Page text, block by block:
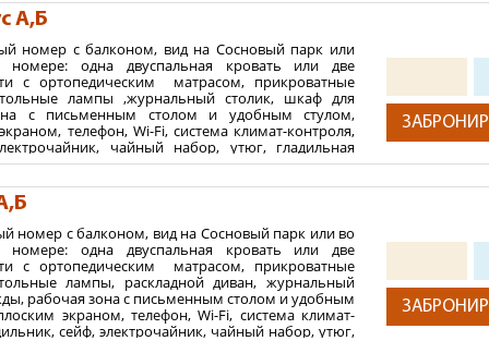
На полу в номере – ковровое покрытие. Коттеджи
категории, питание полупансион (завтрак+обед или
бассейна, приём минеральной воды, посещение
занятия в тренажерном зале, спорткомплексе, санаторно-
детской комнатой, детской площадкой, парковка.
лечения» включает (заезд от 10 суток):
терренкур, климатолечение, лечебные процедуры,
минеральной водой, посещение комплекса
зале и СПА-комплексе.
14 суток):проживание в номере выбранной категории,
терапевта, консультации узкопрофильных специалистов,
грязелечение, подводный душ, массаж, плавательный
м
максимум 1 ребенок от 2-х до 11,99 лет
1 ребенка от 0 до 1,99 лет (без предоставления
по запросу).
категории номера, посещение SPA- комплекса
дополнительную плату.
А,Б
номер с балконом, вид на Сосновый парк или
номере: одна двуспальная кровать или две
с ортопедическим матрасом, прикроватные
лампы ,журнальный столик, шкаф для
с письменным столом и удобным стулом,
телефон, Wi-Fi, система климат-контроля,
чайный набор, утюг, гладильная
душевая кабина, фен, банные принадлежности,
установки дополнительного места отсутствует.
м
максимум 1 ребенок от 2-х до 11,99 лет
номер с балконом, вид на Сосновый парк или во
номере: одна двуспальная кровать или две
с ортопедическим матрасом, прикроватные
лампы, раскладной диван, журнальный
рабочая зона с письменным столом и удобным
экраном, телефон, Wi-Fi, система климат-
сейф, электрочайник, чайный набор, утюг,